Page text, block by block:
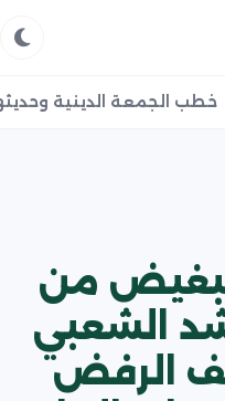
خطب الجمعة الدينية
من
الشعبي
الرفض